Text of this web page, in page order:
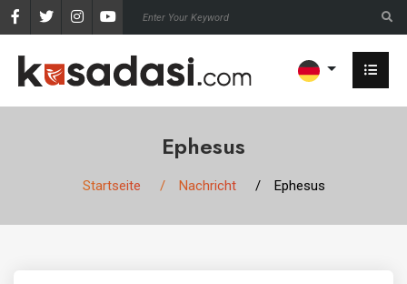
Ephesus
Startseite Nachricht Ephesus